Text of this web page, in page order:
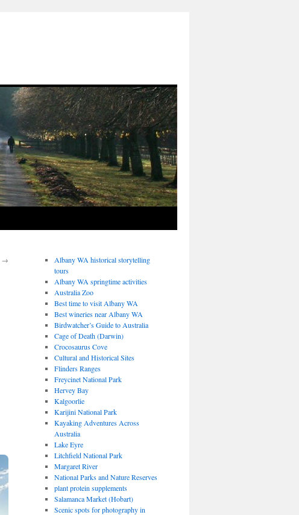
→
Albany WA historical storytelling
tours
Albany WA springtime activities
Australia Zoo
Best time to visit Albany WA
Best wineries near Albany WA
Birdwatcher’s Guide to Australia
Cage of Death (Darwin)
Crocosaurus Cove
Cultural and Historical Sites
Flinders Ranges
Freycinet National Park
Hervey Bay
Kalgoorlie
Karijini National Park
Kayaking Adventures Across
Australia
Lake Eyre
Litchfield National Park
Margaret River
National Parks and Nature Reserves
plant protein supplements
Salamanca Market (Hobart)
Scenic spots for photography in